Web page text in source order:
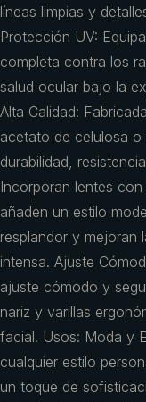
líneas limpias y
Protección UV:
completa contra los
salud ocular bajo la
Alta Calidad:
acetato de celulosa o
durabilidad,
Incorporan lentes
añaden un estilo
resplandor y mejoran
intensa. Ajuste
ajuste cómodo y
nariz y varillas
facial. Usos: Moda y
cualquier estilo
un toque de